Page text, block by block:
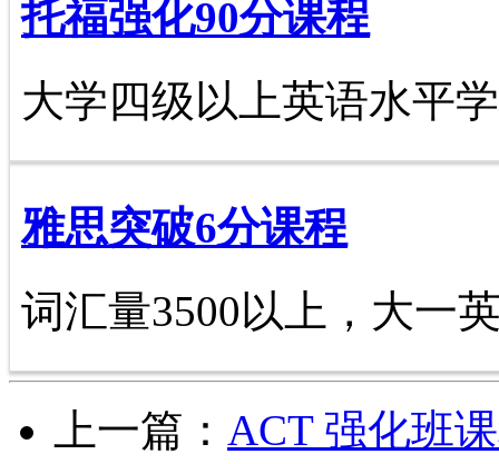
托福强化90分课程
大学四级以上英语水平
雅思突破6分课程
词汇量3500以上，大一
上一篇： ACT 强化班